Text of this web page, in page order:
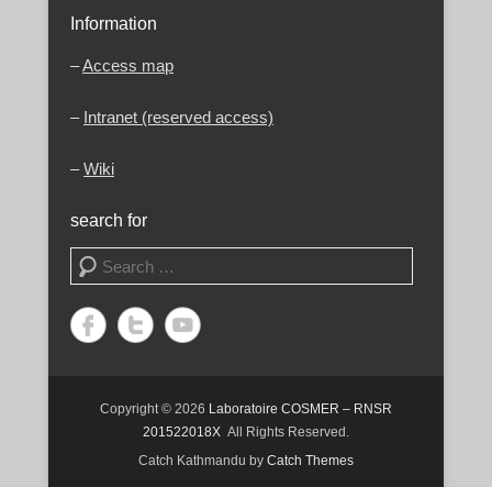
Information
–Access map
– Intranet (reserved access)
–Wiki
search for
Search
Copyright © 2026 Laboratoire COSMER – RNSR
201522018X All Rights Reserved.
Catch Kathmandu by Catch Themes